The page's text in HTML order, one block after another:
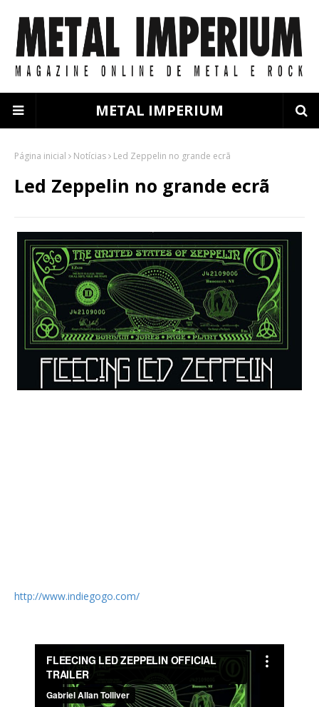
METAL IMPERIUM
Página inicial Notícias Led Zeppelin no grande ecrã
Led Zeppelin no grande ecrã
http://www.indiegogo.com/